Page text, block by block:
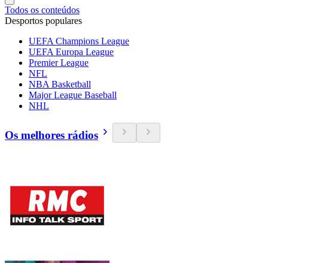
Todos os conteúdos
Desportos populares
UEFA Champions League
UEFA Europa League
Premier League
NFL
NBA Basketball
Major League Baseball
NHL
Os melhores rádios